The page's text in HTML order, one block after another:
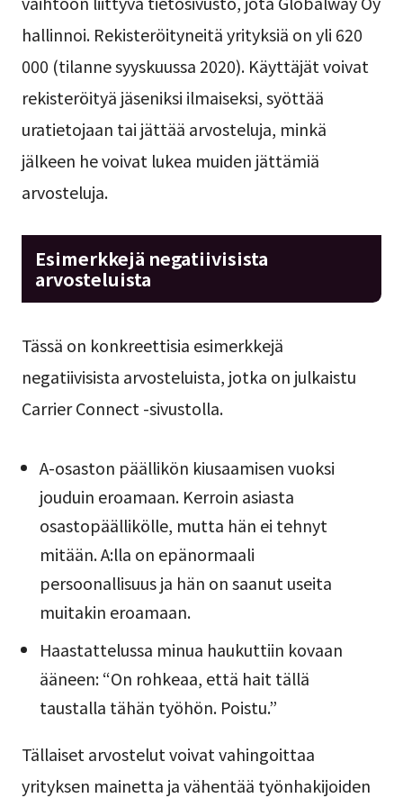
hallinnoi. Rekisteröityneitä yrityksiä on yli 620
000 (tilanne syyskuussa 2020). Käyttäjät voivat
rekisteröityä jäseniksi ilmaiseksi, syöttää
uratietojaan tai jättää arvosteluja, minkä
jälkeen he voivat lukea muiden jättämiä
arvosteluja.
Esimerkkejä negatiivisista
arvosteluista
Tässä on konkreettisia esimerkkejä
negatiivisista arvosteluista, jotka on julkaistu
Carrier Connect -sivustolla.
A-osaston päällikön kiusaamisen vuoksi
jouduin eroamaan. Kerroin asiasta
osastopäällikölle, mutta hän ei tehnyt
mitään. A:lla on epänormaali
persoonallisuus ja hän on saanut useita
muitakin eroamaan.
Haastattelussa minua haukuttiin kovaan
ääneen: “On rohkeaa, että hait tällä
taustalla tähän työhön. Poistu.”
Tällaiset arvostelut voivat vahingoittaa
yrityksen mainetta ja vähentää työnhakijoiden